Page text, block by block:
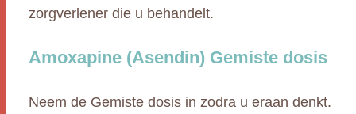
zorgverlener die u behandelt.
Amoxapine (Asendin) Gemiste dosis
Neem de Gemiste dosis in zodra u eraan denkt.